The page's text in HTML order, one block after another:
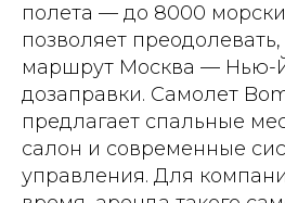
полета — до 8000
позволяет
маршрут Москва — Нью-
дозаправки. Самолет
предлагает спальные
салон и современные
управления. Для